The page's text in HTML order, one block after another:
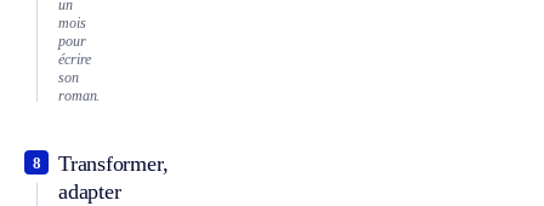
un
mois
pour
écrire
son
roman.
Transformer,
adapter
8